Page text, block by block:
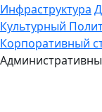
Инфраструктура
Культурный
Корпоративный